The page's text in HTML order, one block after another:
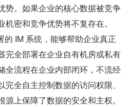
势。如果企业的核心数据被竞争
密和竞争优势将不复存在。
的 IM 系统，能够帮助企业真正
完全部署在企业自有机房或私有
全流程在企业内部闭环，不流经
全自主控制数据的访问权限、
上保障了数据的安全和主权。